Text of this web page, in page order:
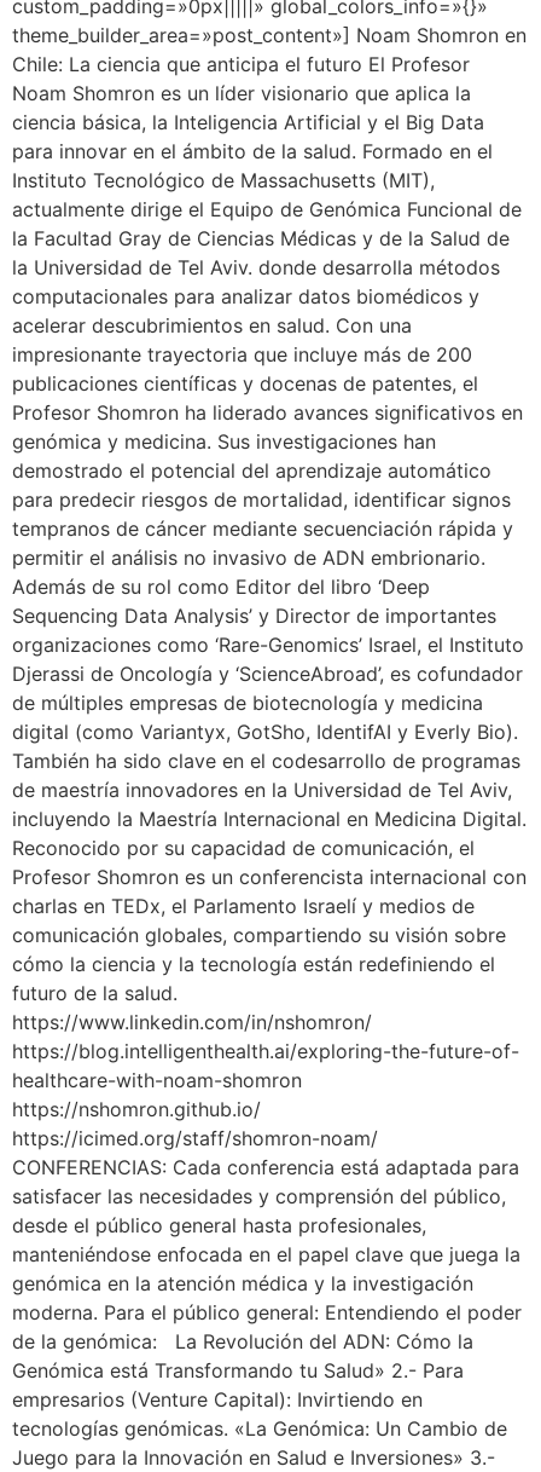
custom_padding=»0px|||||» global_colors_info=»{}»
theme_builder_area=»post_content»] Noam Shomron en
Chile: La ciencia que anticipa el futuro El Profesor
Noam Shomron es un líder visionario que aplica la
ciencia básica, la Inteligencia Artificial y el Big Data
para innovar en el ámbito de la salud. Formado en el
Instituto Tecnológico de Massachusetts (MIT),
actualmente dirige el Equipo de Genómica Funcional de
la Facultad Gray de Ciencias Médicas y de la Salud de
la Universidad de Tel Aviv. donde desarrolla métodos
computacionales para analizar datos biomédicos y
acelerar descubrimientos en salud. Con una
impresionante trayectoria que incluye más de 200
publicaciones científicas y docenas de patentes, el
Profesor Shomron ha liderado avances significativos en
genómica y medicina. Sus investigaciones han
demostrado el potencial del aprendizaje automático
para predecir riesgos de mortalidad, identificar signos
tempranos de cáncer mediante secuenciación rápida y
permitir el análisis no invasivo de ADN embrionario.
Además de su rol como Editor del libro ‘Deep
Sequencing Data Analysis’ y Director de importantes
organizaciones como ‘Rare-Genomics’ Israel, el Instituto
Djerassi de Oncología y ‘ScienceAbroad’, es cofundador
de múltiples empresas de biotecnología y medicina
digital (como Variantyx, GotSho, IdentifAI y Everly Bio).
También ha sido clave en el codesarrollo de programas
de maestría innovadores en la Universidad de Tel Aviv,
incluyendo la Maestría Internacional en Medicina Digital.
Reconocido por su capacidad de comunicación, el
Profesor Shomron es un conferencista internacional con
charlas en TEDx, el Parlamento Israelí y medios de
comunicación globales, compartiendo su visión sobre
cómo la ciencia y la tecnología están redefiniendo el
futuro de la salud.
https://www.linkedin.com/in/nshomron/
https://blog.intelligenthealth.ai/exploring-the-future-of-
healthcare-with-noam-shomron
https://nshomron.github.io/
https://icimed.org/staff/shomron-noam/
CONFERENCIAS: Cada conferencia está adaptada para
satisfacer las necesidades y comprensión del público,
desde el público general hasta profesionales,
manteniéndose enfocada en el papel clave que juega la
genómica en la atención médica y la investigación
moderna. Para el público general: Entendiendo el poder
de la genómica: La Revolución del ADN: Cómo la
Genómica está Transformando tu Salud» 2.- Para
empresarios (Venture Capital): Invirtiendo en
tecnologías genómicas. «La Genómica: Un Cambio de
Juego para la Innovación en Salud e Inversiones» 3.-